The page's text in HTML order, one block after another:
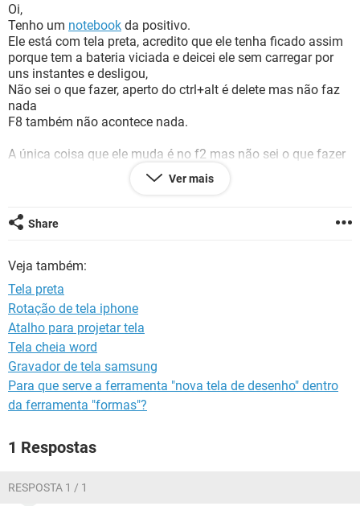
GUIA DE COMPRAS
OUTLOOK
INSTAGRAM GMAIL
GUIA DE COMPRAS
CELULAR
OUTLOOK EXCEL
INSTAGRAM GMAIL
GUIA DE COMPRAS
Oi,
Tenho um notebook da positivo.
Ele está com tela preta, acredito que ele tenha ficado assim
porque tem a bateria viciada e deicei ele sem carregar por
uns instantes e desligou,
Não sei o que fazer, aperto do ctrl+alt é delete mas não faz
nada
F8 também não acontece nada.
A única coisa que ele muda é no f2 mas não sei o que fazer
Ver mais
Share
Veja também:
Tela preta
Rotação de tela iphone
Atalho para projetar tela
Tela cheia word
Gravador de tela samsung
Para que serve a ferramenta "nova tela de desenho" dentro
da ferramenta "formas"?
1 Respostas
RESPOSTA 1 / 1